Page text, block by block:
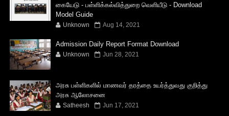
கையேடு - பள்ளிக்கல்வித்துறை வெளியீடு - Download
Model Guide
Unknown Aug 14, 2021
Admission Daily Report Format Download
Unknown Jun 28, 2021
அரசு பள்ளிகளில் மாணவர் தரத்தை உயர்த்துவது குறித்து
அரசு ஆலோசனை
Satheesh Jun 17, 2021